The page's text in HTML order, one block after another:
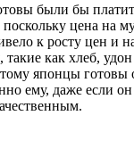
были бы
цена на
к росту цен и
такие как хлеб,
японцы готовы
ему, даже если он